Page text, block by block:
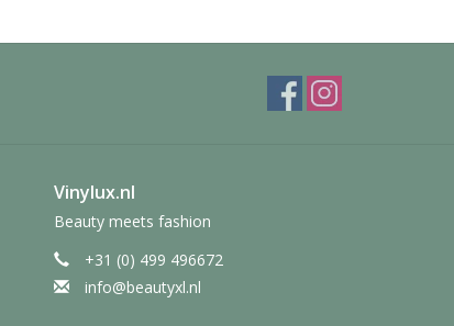
Vinylux.nl
Beauty meets fashion
+31 (0) 499 496672
info@beautyxl.nl